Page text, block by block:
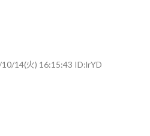
14(火) 16:15:43 ID:lrYD